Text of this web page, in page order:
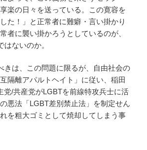
楽の日々を送っている。この寛容を
た！」と正常者に難癖・言い掛かり
者に襲い掛かろうとしているのが、
ないのか。
は、この問題に限るが、自由社会の
隔離アパルトヘイト」に従い、稲田
党/共産党がLGBTを前線特攻兵士に活
悪法「LGBT差別禁止法」を制定せん
を粗大ゴミとして焼却してしまう事